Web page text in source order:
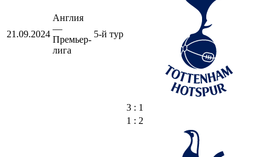
21.09.2024
Англия
—
Премьер-
лига
5-й тур
3 : 1
1 : 2